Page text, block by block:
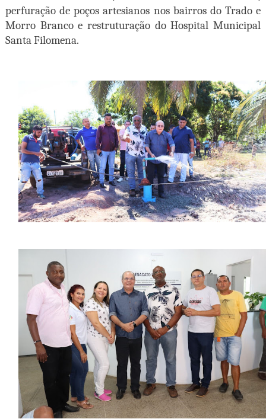
perfuração de poços artesianos nos bairros do Trado e
Morro Branco e restruturação do Hospital Municipal
Santa Filomena.